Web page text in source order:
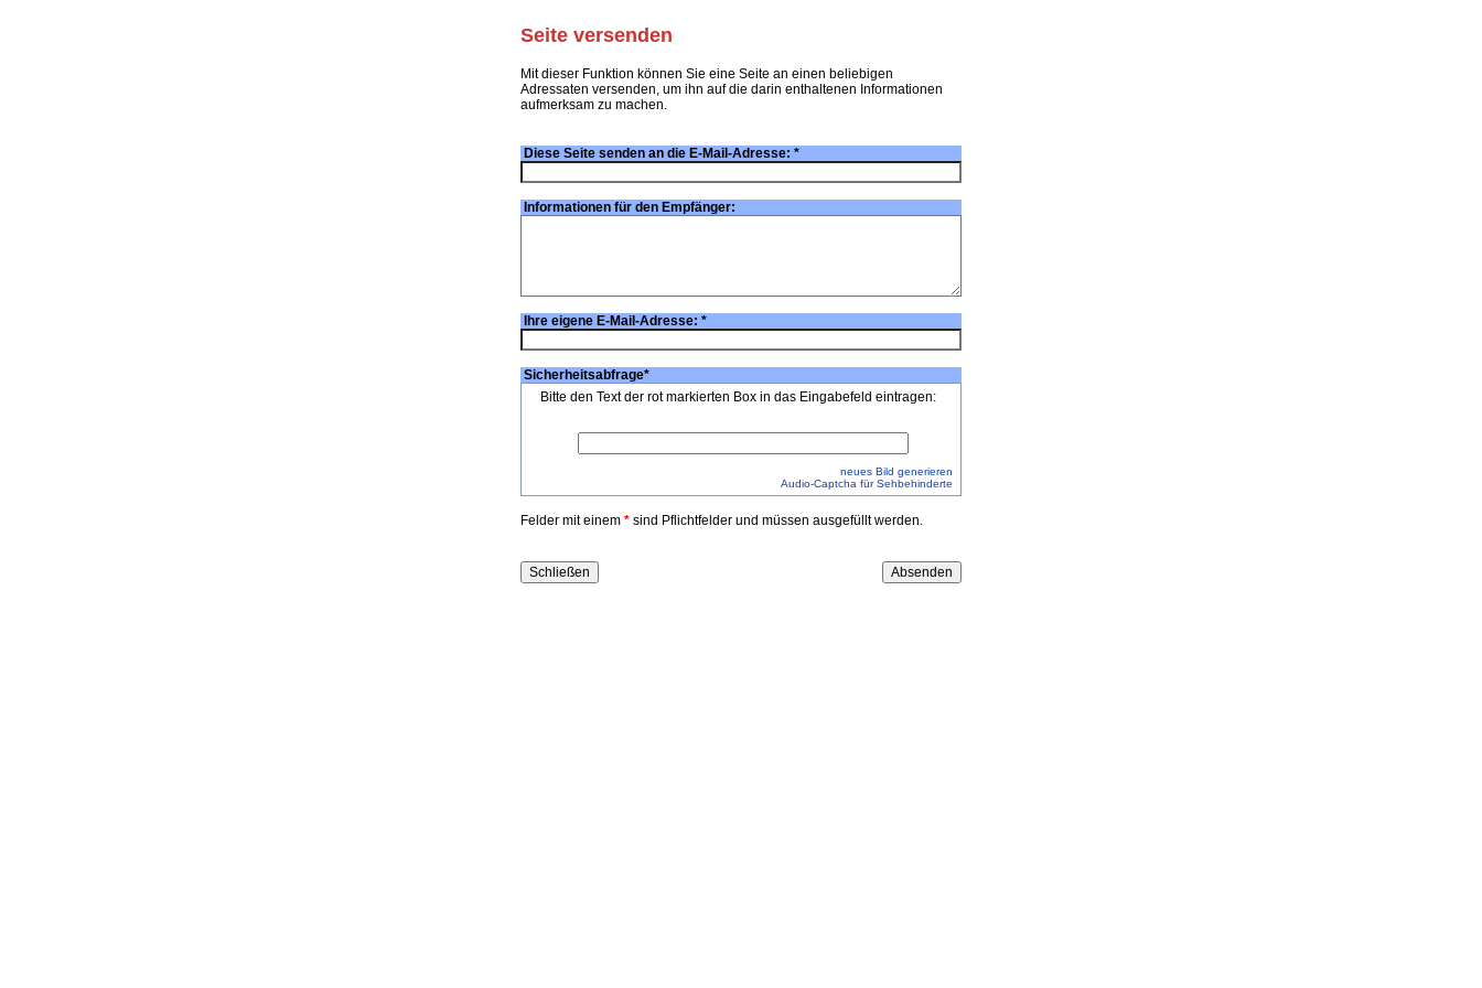
Seite versenden
Mit dieser Funktion können Sie eine Seite an einen beliebigen
Adressaten versenden, um ihn auf die darin enthaltenen Informationen
aufmerksam zu machen.
Diese Seite senden an die E-Mail-Adresse: *
Informationen für den Empfänger:
Ihre eigene E-Mail-Adresse: *
Sicherheitsabfrage*
Bitte den Text der rot markierten Box in das Eingabefeld eintragen:
neues Bild generieren
Audio-Captcha für Sehbehinderte
Felder mit einem * sind Pflichtfelder und müssen ausgefüllt werden.